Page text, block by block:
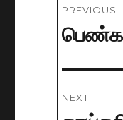
PREVIOUS
Previous
NEXT